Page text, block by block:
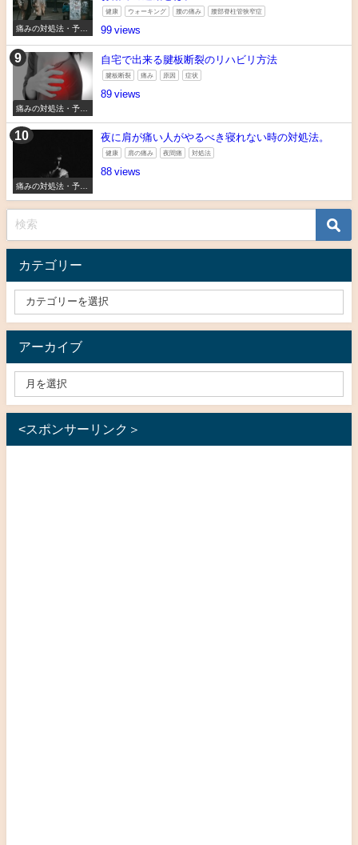
痛みの対処法・予防
健康 ウォーキング 腰の痛み 腰部脊柱管狭窄症
99
痛みの対処法・予防
自宅で出来る腱板断裂のリハビリ方法
腱板断裂 痛み 原因 症状
89
痛みの対処法・予防
夜に肩が痛い人がやるべき寝れない時の対処法。
健康 肩の痛み 夜間痛 対処法
88
カテゴリー
アーカイブ
<スポンサーリンク＞